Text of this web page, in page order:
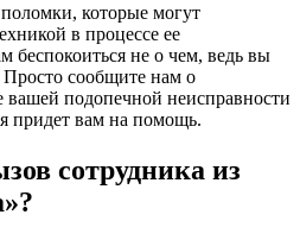
которые могут
в процессе ее
беспокоиться не о чем, ведь вы
сообщите нам о
подопечной неисправности
придет вам на помощь.
сотрудника из